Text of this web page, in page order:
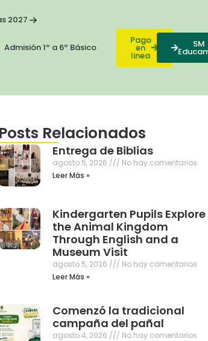
2027
Admisión 1º a 6º Básico
Pago
en
linea
SM
Posts Relacionados
Entrega de Biblias
agosto 5, 2026
No hay comentarios
Leer Más »
Kindergarten Pupils Explore
the Animal Kingdom
Through English and a
Museum Visit
agosto 5, 2026
No hay comentarios
Leer Más »
Comenzó la tradicional
campaña del pañal
agosto 4, 2026
No hay comentarios